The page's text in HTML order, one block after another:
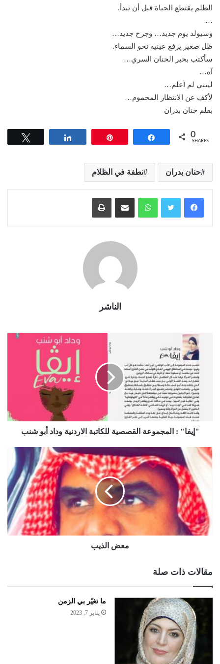
الظلم يقتطع الحياة قبل أن تبدأ.
…
وسيولد يوم جديد… وجرح جديد…
ظل صغير يرفع عينيه نحو السماء.
سأكتب بحبر الحنان السري…
آه…
ليتني لم أعلم…
لأكف عن الانتظار المحموم…
بقلم حنان بدران
Share 0
SHARES
حنان بدران نطفة في الظلام
واتساب مشاركة عبر البريد طباعة
الناشر
"إيفا" : المجموعة القصصية للكاتبة الاردنية وداد أبو شنب
معض الذيب
مقالات ذات صلة
ما تغيّر بي الزمن
يناير 7, 2023